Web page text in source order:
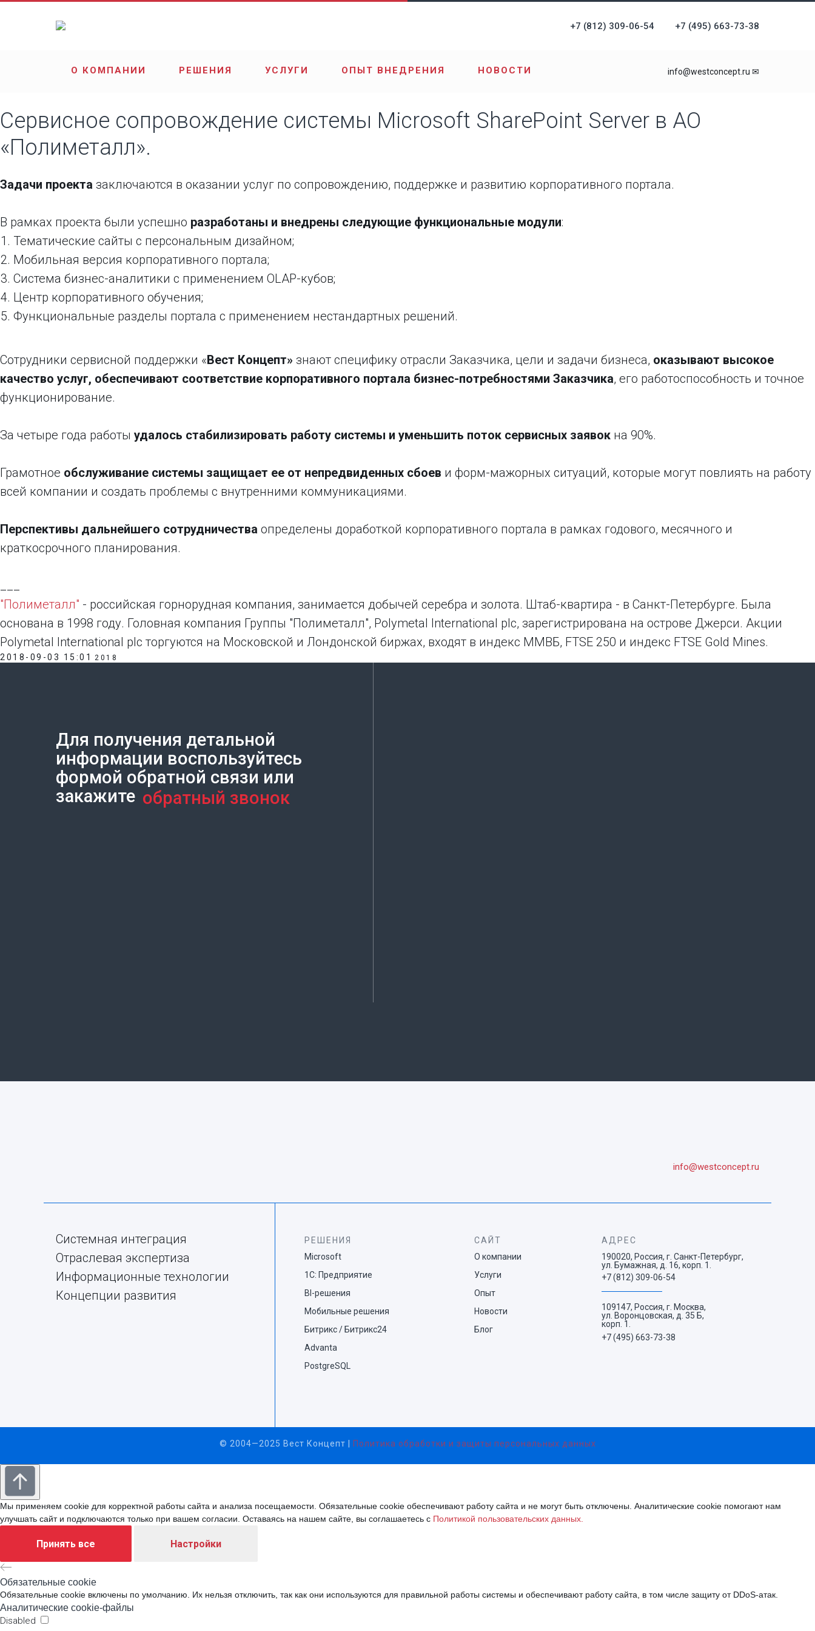
+7 (812) 309-06-54 +7 (495) 663-73-38
О КОМПАНИИ РЕШЕНИЯ УСЛУГИ ОПЫТ ВНЕДРЕНИЯ НОВОСТИ info@westconcept.ru ✉
Сервисное сопровождение системы Microsoft SharePoint Server в АО
«Полиметалл».
Задачи проекта заключаются в оказании услуг по сопровождению, поддержке и развитию корпоративного портала.
В рамках проекта были успешно разработаны и внедрены следующие функциональные модули:
Тематические сайты с персональным дизайном;
Мобильная версия корпоративного портала;
Система бизнес-аналитики с применением OLAP-кубов;
Центр корпоративного обучения;
Функциональные разделы портала с применением нестандартных решений.
Сотрудники сервисной поддержки «Вест Концепт» знают специфику отрасли Заказчика, цели и задачи бизнеса, оказывают высокое
качество услуг, обеспечивают соответствие корпоративного портала бизнес-потребностями Заказчика, его работоспособность и точное
функционирование.
За четыре года работы удалось стабилизировать работу системы и уменьшить поток сервисных заявок на 90%.
Грамотное обслуживание системы защищает ее от непредвиденных сбоев и форм-мажорных ситуаций, которые могут повлиять на работу
всей компании и создать проблемы с внутренними коммуникациями.
Перспективы дальнейшего сотрудничества определены доработкой корпоративного портала в рамках годового, месячного и
краткосрочного планирования.
"Полиметалл" - российская горнорудная компания, занимается добычей серебра и золота. Штаб-квартира - в Санкт-Петербурге. Была
основана в 1998 году. Головная компания Группы "Полиметалл", Polymetal International plc, зарегистрирована на острове Джерси. Акции
Polymetal International plc торгуются на Московской и Лондонской биржах, входят в индекс ММВБ, FTSE 250 и индекс FTSE Gold Mines.
2018-09-03 15:01 2018
Создание сайта на Тильде Leto.Website
Для получения детальной
информации воспользуйтесь
формой обратной связи или
закажите обратный звонок
Системная интеграция
Отраслевая экспертиза
Информационные технологии
Концепции развития
РЕШЕНИЯ
Microsoft
1С: Предприятие
BI-решения
Мобильные решения
Битрикс / Битрикс24
Advanta
PostgreSQL
САЙТ
О компании
Услуги
Опыт
Новости
Блог
АДРЕС
190020, Россия, г. Санкт-Петербург,
ул. Бумажная, д. 16, корп. 1.
+7 (812) 309-06-54
109147, Россия, г. Москва,
ул. Воронцовская, д. 35 Б,
корп. 1.
+7 (495) 663-73-38
info@westconcept.ru
© 2004—2025 Вест Концепт | Политика обработки и защиты персональных данных
Мы применяем cookie для корректной работы сайта и анализа посещаемости. Обязательные cookie обеспечивают работу сайта и не могут быть отключены. Аналитические cookie помогают нам
улучшать сайт и подключаются только при вашем согласии. Оставаясь на нашем сайте, вы соглашаетесь с Политикой пользовательских данных.
Принять все Настройки
Обязательные cookie
Обязательные cookie включены по умолчанию. Их нельзя отключить, так как они используются для правильной работы системы и обеспечивают работу сайта, в том числе защиту от DDoS-атак.
Аналитические cookie-файлы
Disabled